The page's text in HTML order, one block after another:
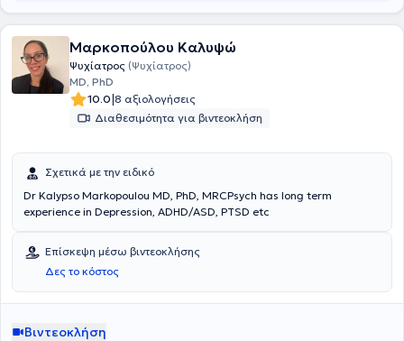
Μαρκοπούλου Καλυψώ
Ψυχίατρος (Ψυχίατρος)
MD, PhD
10.0|8 αξιολογήσεις
Διαθεσιμότητα για βιντεοκλήση
Σχετικά με την ειδικό
Dr Kalypso Markopoulou MD, PhD, MRCPsych has long term
experience in Depression, ADHD/ASD, PTSD etc
Επίσκεψη μέσω βιντεοκλήσης
Δες το κόστος
Βιντεοκλήση